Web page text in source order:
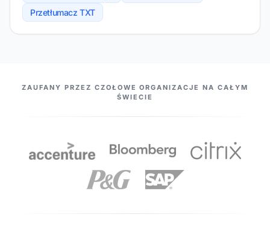
Przetłumacz TXT
NASI PARTNERZY
ZAUFANY PRZEZ CZOŁOWE ORGANIZACJE NA CAŁYM
ŚWIECIE